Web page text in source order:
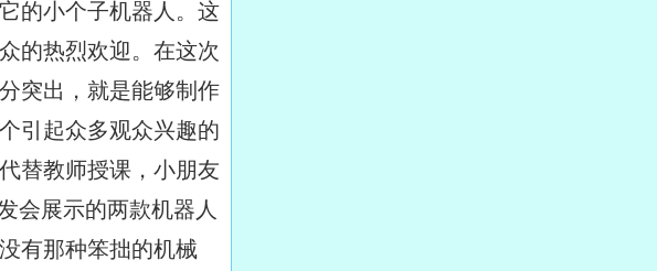
的小个子机器人。这
的热烈欢迎。在这次
突出，就是能够制作
引起众多观众兴趣的
替教师授课，小朋友
会展示的两款机器人
有那种笨拙的机械